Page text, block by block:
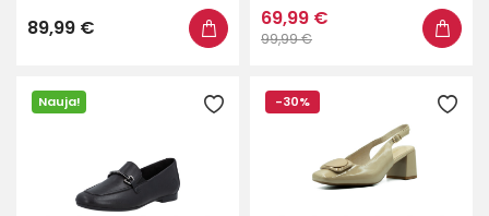
89,99 € 69,99 €
99,99 €
Nauja! -30%